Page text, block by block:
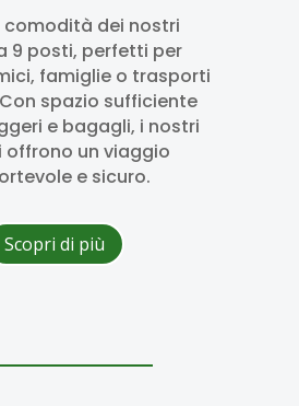
comodità dei nostri
9 posti, perfetti per
famiglie o trasporti
spazio sufficiente
e bagagli, i nostri
offrono un viaggio
e sicuro.
Scopri di più